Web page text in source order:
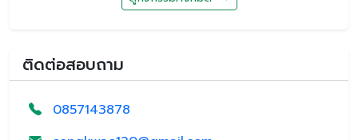
ติดต่อสอบถาม
0857143878